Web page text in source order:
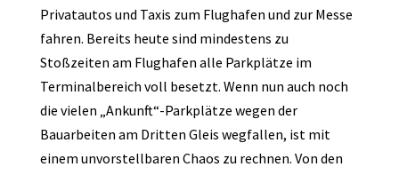
Privatautos und Taxis zum Flughafen und zur Messe
fahren. Bereits heute sind mindestens zu
Stoßzeiten am Flughafen alle Parkplätze im
Terminalbereich voll besetzt. Wenn nun auch noch
die vielen „Ankunft“-Parkplätze wegen der
Bauarbeiten am Dritten Gleis wegfallen, ist mit
einem unvorstellbaren Chaos zu rechnen. Von den